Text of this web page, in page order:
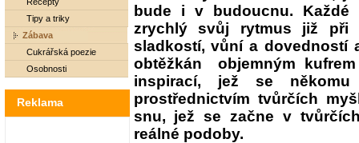
Tipy a triky
Zábava
Cukrářská poezie
Osobnosti
Reklama
bude i v budoucnu.
zrychlý svůj rytmus již při
sladkostí, vůní a dovedností
obtěžkán objemným
inspirací, jež se
prostřednictvím tvůrčích
snu, jež se začne v
reálné podoby.